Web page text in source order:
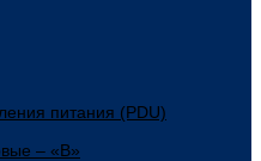
питания (PDU)
– «В»